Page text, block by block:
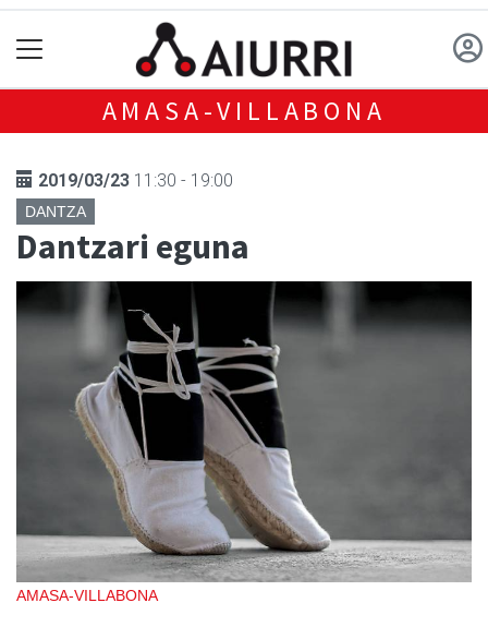
AMASA-VILLABONA
2019/03/23 11:30 - 19:00
DANTZA
Dantzari eguna
AMASA-VILLABONA